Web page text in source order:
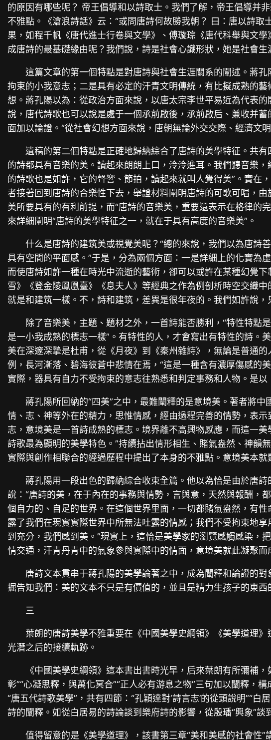
的原因有哪些呢？ 帝王倡導和以詩取士。我們了解，帝王倡導并
不雅點。《滄浪詩話》云：“或問唐詩何故勝我朝？ 曰：唐以詩
果，如程千帆《唐代進士行卷與文學》、傅璇琮《唐代科舉與文
成唐詩的最基礎緣由呢？我們說，詩是社會心識形狀，她是社會
這篇文章的第一個特點是對唐詩與社會生涯關系的闡述。蔣
拘束的小我意志；二是具有必定的汗青文明傳統，有比擬成熟的
想。蔣孔陽以為：從政治方面來說，以唐太宗李世平易近為代表
說，唐代詩歌也可以說是處于一個承前啟後，承前啟后、兼收并
面加以論證。“從社會幻想方面來說，唐朝無論外交交際、經濟文
遺稿的第二個特點是正確地歸納綜合了唐詩的美學特征。共
的詩都具有音樂的美。讀起來朗朗上口，泠泠進耳。我們聽音樂
的詩歌也是如許，它的聲響、節拍，讀起來就叫人覺得美”。實
者接著回到唐詩的合樂性下去，舉證材料闡明唐詩的可歌可唱，
美所要具有的有利前提，而“唐詩的音樂美，重要還表示在格律的
來詳細闡明“唐詩的美學特征之一，就在于具有高度的音樂美”。
什么是唐詩的建筑美或視覺美呢？“總的來說，我們以為唐詩
具有空間的平面感。”于是，分為兩個方面：一是詳細上的化實為
而使唐詩如許一種在時光中流逝的藝術，卻可以或許在某種幻覺
雪》《登金陵鳳凰臺》《息夫人》等經典之作為例剖析時空交織
就是和建筑一樣。不，詩和建筑，差異是很年夜的。我們如許說
除了音樂美，主題、題材之外，一首詩能否勝利，“特性特
是一小我成熟的標志一樣”。有特性的人，才會寫出有特性的詩。
美在深邃深摯是杜甫，從《月夜》到《秦州雜詩》，無論是普通
例，長河漸落、碧海彼蒼中悲情在焉，“這是一種含有濃厚傷感的
實際，器具有自力不受拘束的意志往熟悉和判定事務和人物。是
蔣孔陽所回納的“四美”之中，最難闡釋的是意境美。著者將
情、志、神等外在的精力，思惟情感，經由過程完善的情勢，表
志，意境美是一首詩成熟的標志。境界離不高興物感應，而這一
詩歌最為顯明的美學特色。”持續拈出情形相生、賭氣盎然、神韻
實際與創作相聯合的經過歷程中提出了本身的不雅點。意境美本
蔣孔陽用一段出色的歸納綜合收束全篇。他以為恰是由於唐
說：“唐詩的美，在于內在的事務與情勢，言與意，天然與報酬，
個自力的、自足的世界。在這個世界里面，一切都賭氣盎然，有
露了我們在現實實際世界中所無法吐露的情感；我們不受拘束地
到充分，我們感到美。”現實上，這恰是美學家的瀏覽感觸感染
情交通，汗青丹青中的氣象參與實際中的情面，意境美就此凝聚而
唐詩文本貫串于蔣孔陽的美學論著之中，成為闡釋和論證的
掘告知我們：美的文本不只是有價值的，並且是精力生孩子的東西
三
葉朗的唐詩美學不雅重要在《中國美學史綱領》《美學道理
光潛之后的接續軌跡。
《中國美學史綱領》這本書出書時光早，后來葉朗有所彌補
彰”“心凝思釋，與萬化冥合”“正人必有游息之物”三句加以闡釋，
“唐五代詩歌美學”，共有四節：“孔穎達對‘詩言志’的從頭說明”“
詩的闡釋。如從白居易的詩論談到樂府詩的影響，從殷璠“興象”
值得留意的是《美學道理》，該書第三章“美和美感的社會性